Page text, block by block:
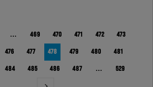
… 469 470 471 472 473
476 477 478 479 480 481
484 485 486 487 … 529